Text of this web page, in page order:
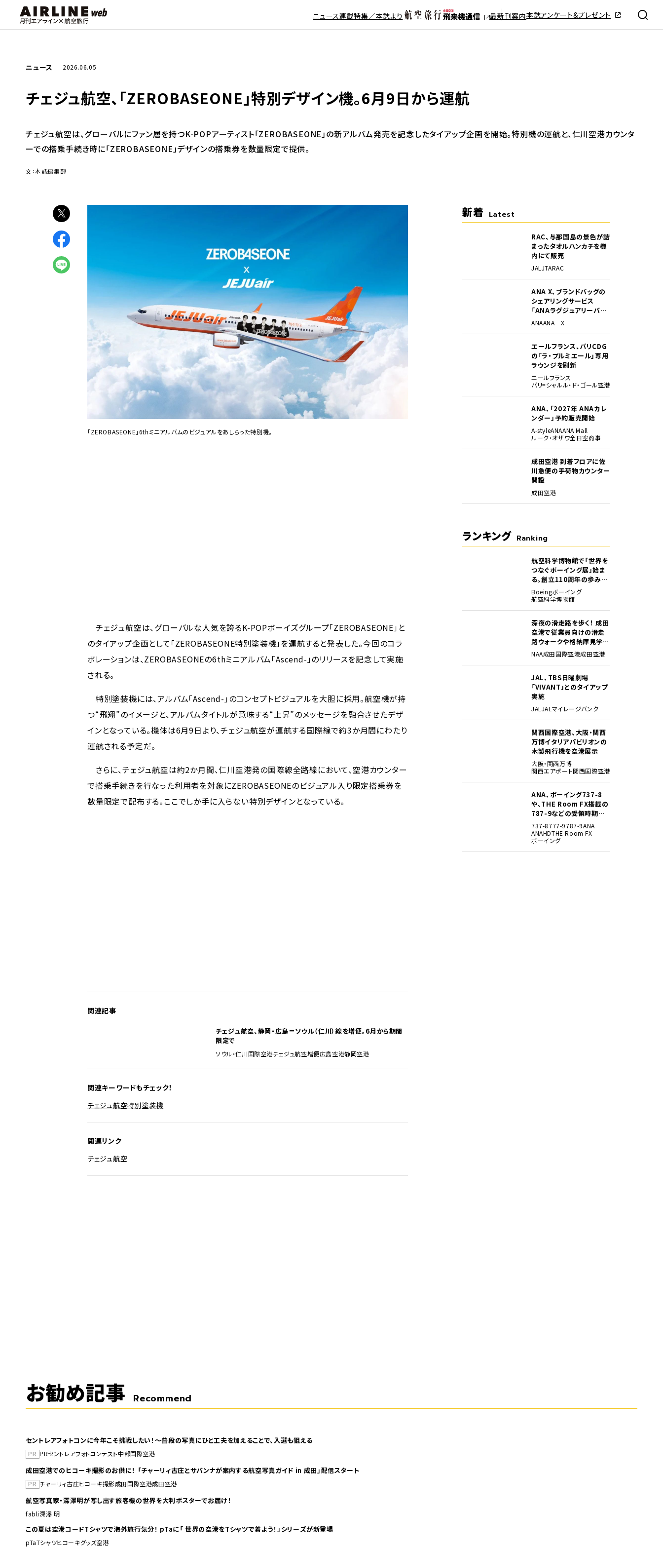
ニュース連載特集／本誌より 最新刊案内本誌アンケート&プレゼント
ニュース 2026.06.05
チェジュ航空、「ZEROBASEONE」特別デザイン機。6月9日から運航
チェジュ航空は、グローバルにファン層を持つK-POPアーティスト「ZEROBASEONE」の新アルバム発売を記念したタイアップ企画を開始。特別機の運航と、仁川空港カウンタ
ーでの搭乗手続き時に「ZEROBASEONE」デザインの搭乗券を数量限定で提供。
文：本誌編集部
「ZEROBASEONE」6thミニアルバムのビジュアルをあしらった特別機。
チェジュ航空は、グローバルな人気を誇るK-POPボーイズグループ「ZEROBASEONE」と
のタイアップ企画として「ZEROBASEONE特別塗装機」を運航すると発表した。今回のコラ
ボレーションは、ZEROBASEONEの6thミニアルバム「Ascend-」のリリースを記念して実施
される。
特別塗装機には、アルバム「Ascend-」のコンセプトビジュアルを大胆に採用。航空機が持
つ“飛翔”のイメージと、アルバムタイトルが意味する“上昇”のメッセージを融合させたデザ
インとなっている。機体は6月9日より、チェジュ航空が運航する国際線で約3か月間にわたり
運航される予定だ。
さらに、チェジュ航空は約2か月間、仁川空港発の国際線全路線において、空港カウンター
で搭乗手続きを行なった利用者を対象にZEROBASEONEのビジュアル入り限定搭乗券を
数量限定で配布する。ここでしか手に入らない特別デザインとなっている。
関連記事
チェジュ航空、静岡・広島＝ソウル（仁川）線を増便。6月から期間
限定で
ソウル・仁川国際空港チェジュ航空増便広島空港静岡空港
関連キーワードもチェック！
チェジュ航空特別塗装機
関連リンク
チェジュ航空
新着 Latest
RAC、与那国島の景色が詰
まったタオルハンカチを機
内にて販売
JAL JTARAC
ANA X、ブランドバッグの
シェアリングサービス
「ANAラグジュアリーバッ
グ」開始
ANAANA X
エールフランス、パリCDG
の「ラ・プルミエール」専用
ラウンジを刷新
エールフランス
パリ=シャルル・ド・ゴール空港
ANA、「2027年 ANAカレ
ンダー」予約販売開始
A-styleANAANA Mall
ルーク・オザワ全日空商事
成田空港 到着フロアに佐
川急便の手荷物カウンター
開設
成田空港
ランキング Ranking
航空科学博物館で「世界を
つなぐボーイング展」始ま
る。創立110周年の歩みを
貴重な資料でたどる
Boeingボーイング
航空科学博物館
深夜の滑走路を歩く！ 成田
空港で従業員向けの滑走
路ウォークや格納庫見学イ
ベントを初開催
NAA成田国際空港成田空港
JAL、TBS日曜劇場
「VIVANT」とのタイアップ
実施
JAL JALマイレージバンク
関西国際空港、大阪・関西
万博イタリアパビリオンの
木製飛行機を空港展示
大阪・関西万博
関西エアポート関西国際空港
ANA、ボーイング737-8
や、THE Room FX搭載の
787-9などの受領時期見
込みを明らかに
737-8777-9787-9ANA
ANAHDTHE Room FX
ボーイング
お勧め記事 Recommend
セントレアフォトコンに今年こそ挑戦したい！～普段の写真にひと工夫を加えることで、入選も狙える
PR PRセントレアフォトコンテスト中部国際空港
成田空港でのヒコーキ撮影のお供に！ 「チャーリィ古庄とサバンナが案内する航空写真ガイド in 成田」配信スタート
PR チャーリィ古庄ヒコーキ撮影成田国際空港成田空港
航空写真家・深澤明が写し出す旅客機の世界を大判ポスターでお届け！
fabli深澤 明
この夏は空港コードTシャツで海外旅行気分！ pTaに「 世界の空港をTシャツで着よう！」シリーズが新登場
pTaTシャツヒコーキグッズ空港